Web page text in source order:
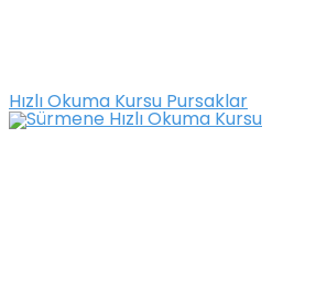
Hızlı Okuma Kursu Pursaklar